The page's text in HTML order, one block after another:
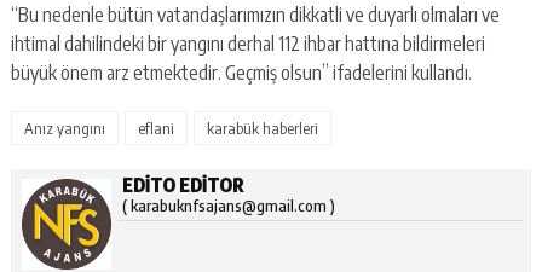
“Bu nedenle bütün vatandaşlarımızın dikkatli ve duyarlı olmaları ve
ihtimal dahilindeki bir yangını derhal 112 ihbar hattına bildirmeleri
büyük önem arz etmektedir. Geçmiş olsun” ifadelerini kullandı.
Anız yangını eflani karabük haberleri
EDITO EDITOR
( karabuknfsajans@gmail.com )